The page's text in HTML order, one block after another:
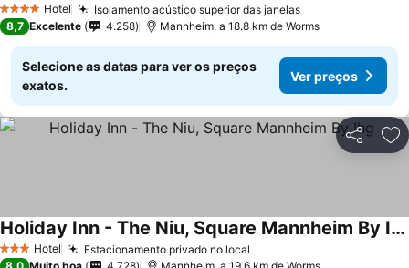
4 EstrelasHotel Isolamento acústico superior das janelas
8,7 Excelente 4.258 Mannheim, a 18.8 km de Worms
Selecione as datas para ver os preços
exatos.
Ver preços
Partilhar
3 EstrelasHotel Estacionamento privado no local
Holiday Inn - The Niu, Square Mannheim By Ihg